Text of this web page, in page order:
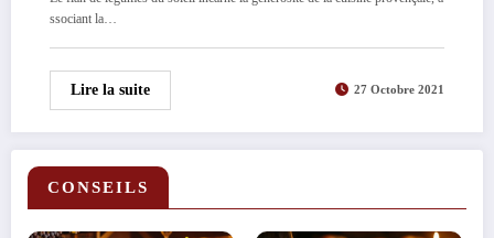
CONSEILS
ssociant la…
Lire la suite 27 Octobre 2021